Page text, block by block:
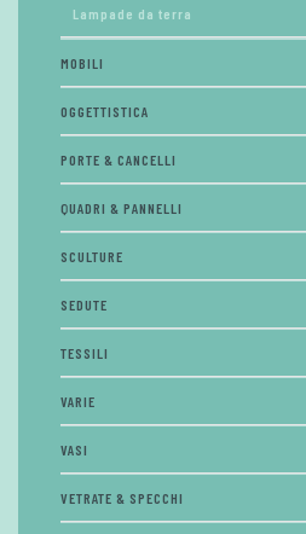
Lampade da terra
MOBILI
OGGETTISTICA
PORTE & CANCELLI
QUADRI & PANNELLI
SCULTURE
SEDUTE
TESSILI
VARIE
VASI
VETRATE & SPECCHI